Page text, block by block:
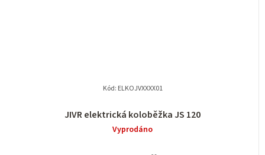
JIVR elektrická koloběžka JS 120
Vyprodáno
Kód: ELKOJVXXXX01